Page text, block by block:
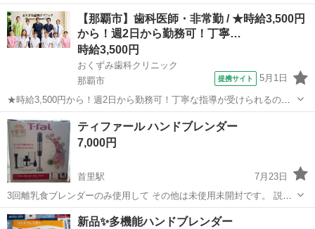
サラダスピナーです。 ポンプを押すだけで簡単に野菜や果物の水切り
ができ、ブレーキボタン付きで回転もすぐに止められます。バスケッ
トはザルとして、透明ボウ...
沖縄 那覇市 県庁前駅 キッチン家電
【那覇市】歯科医師・非常勤 / ★時給3,500円
から！週2日から勤務可！丁寧…
時給3,500円
おくずみ歯科クリニック
那覇市
提携サイト 5月1日
★時給3,500円から！週2日から勤務可！丁寧な指導が受けられるので
ブランクがある方でも安心してお仕事を始められるクリニックです★
時給： 3,500円~ アクセス：ゆいレール 古島 車で11分 オススメコメン
ト ●時...
沖縄 那覇市
ティファール ハンドブレンダー
7,000円
首里駅
7月23日
3回離乳食ブレンダーのみ使用して その他は未使用未開封です。 説明
書、離乳食レシピもついてます。
沖縄 那覇市 首里駅 キッチン家電
新品✨️多機能ハンドブレンダー